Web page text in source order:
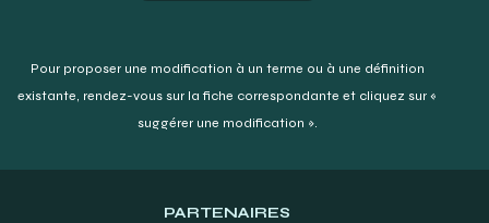
Pour proposer une modification à un terme ou à une définition
existante, rendez-vous sur la fiche correspondante et cliquez sur «
suggérer une modification ».
PARTENAIRES